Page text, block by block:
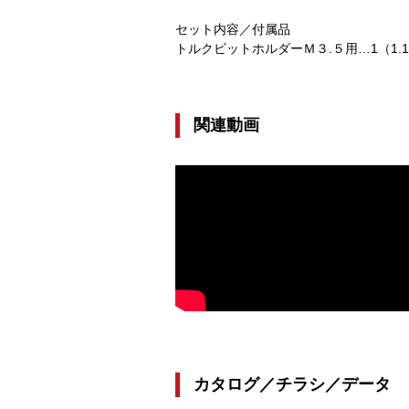
セット内容／付属品
トルクビットホルダーＭ３.５用…1（
関連動画
カタログ／チラシ／データ